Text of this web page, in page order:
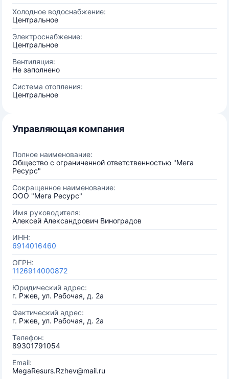
Холодное водоснабжение:
Центральное
Электроснабжение:
Центральное
Вентиляция:
Не заполнено
Система отопления:
Центральное
Управляющая компания
Полное наименование:
Общество с ограниченной ответственностью "Мега
Ресурс"
Сокращенное наименование:
ООО "Мега Ресурс"
Имя руководителя:
Алексей Александрович Виноградов
ИНН:
6914016460
ОГРН:
1126914000872
Юридический адрес:
г. Ржев, ул. Рабочая, д. 2а
Фактический адрес:
г. Ржев, ул. Рабочая, д. 2а
Телефон:
89301791054
Email:
MegaResurs.Rzhev@mail.ru